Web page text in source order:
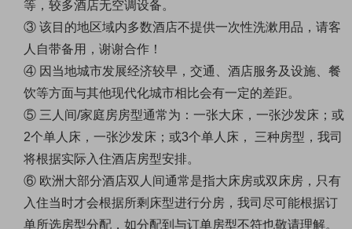
等，较多酒店无空调设备。
③ 该目的地区域内多数酒店不提供一次性洗漱用品，请客
人自带备用，谢谢合作！
④ 因当地城市发展经济较早，交通、酒店服务及设施、餐
饮等方面与其他现代化城市相比会有一定的差距。
⑤ 三人间/家庭房房型通常为：一张大床，一张沙发床；或
2个单人床，一张沙发床；或3个单人床， 三种房型，我司
将根据实际入住酒店房型安排。
⑥ 欧洲大部分酒店双人间通常是指大床房或双床房，只有
入住当时才会根据所剩床型进行分房，我司尽可能根据订
单所选房型分配，如分配到与订单房型不符也敬请理解。